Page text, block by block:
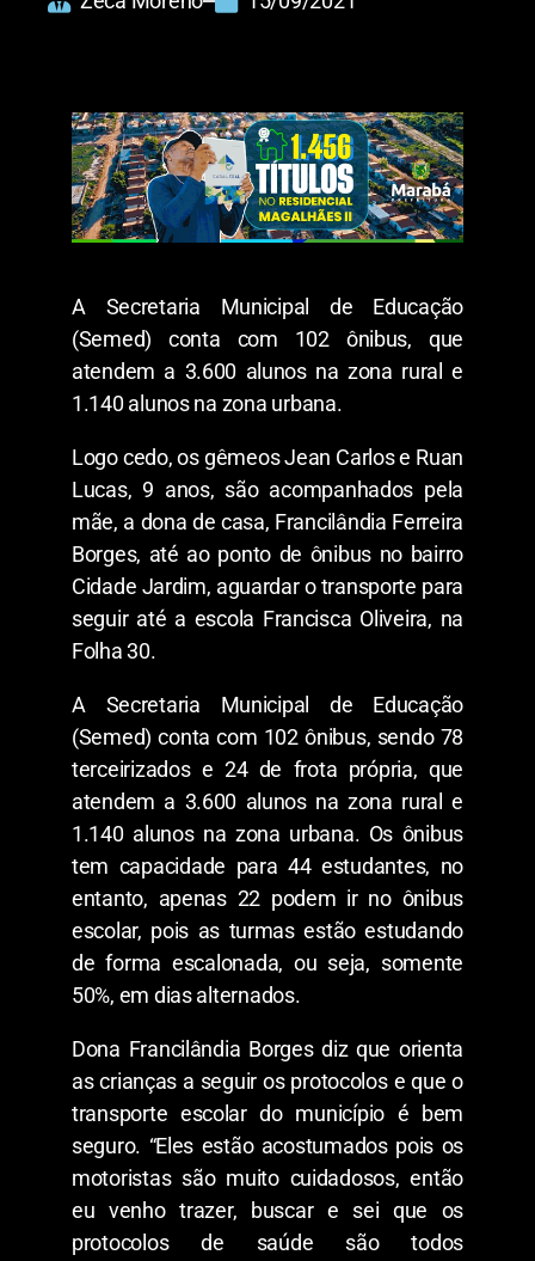
A Secretaria Municipal de Educação
(Semed) conta com 102 ônibus, que
atendem a 3.600 alunos na zona rural e
1.140 alunos na zona urbana.
Logo cedo, os gêmeos Jean Carlos e Ruan
Lucas, 9 anos, são acompanhados pela
mãe, a dona de casa, Francilândia Ferreira
Borges, até ao ponto de ônibus no bairro
Cidade Jardim, aguardar o transporte para
seguir até a escola Francisca Oliveira, na
Folha 30.
A Secretaria Municipal de Educação
(Semed) conta com 102 ônibus, sendo 78
terceirizados e 24 de frota própria, que
atendem a 3.600 alunos na zona rural e
1.140 alunos na zona urbana. Os ônibus
tem capacidade para 44 estudantes, no
entanto, apenas 22 podem ir no ônibus
escolar, pois as turmas estão estudando
de forma escalonada, ou seja, somente
50%, em dias alternados.
Dona Francilândia Borges diz que orienta
as crianças a seguir os protocolos e que o
transporte escolar do município é bem
seguro. “Eles estão acostumados pois os
motoristas são muito cuidadosos, então
eu venho trazer, buscar e sei que os
protocolos de saúde são todos